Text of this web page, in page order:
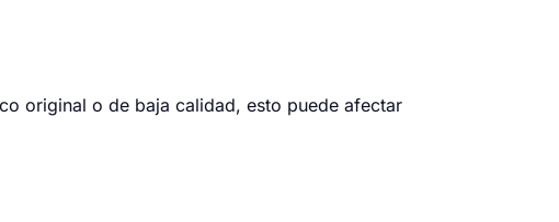
original o de baja calidad, esto puede afectar